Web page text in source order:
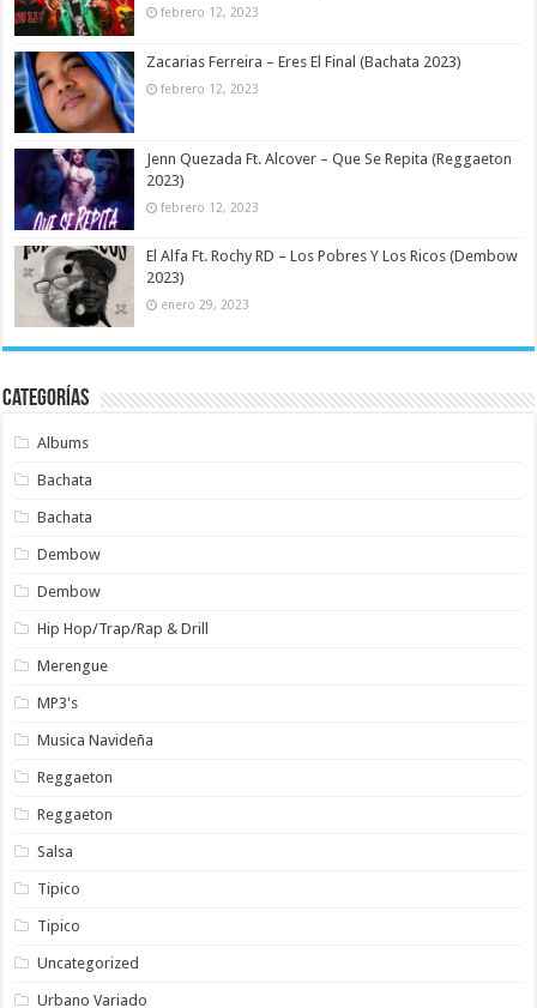
febrero 12, 2023
Zacarias Ferreira – Eres El Final (Bachata 2023)
febrero 12, 2023
Jenn Quezada Ft. Alcover – Que Se Repita (Reggaeton
2023)
febrero 12, 2023
El Alfa Ft. Rochy RD – Los Pobres Y Los Ricos (Dembow
2023)
enero 29, 2023
Categorías
Albums
Bachata
Bachata
Dembow
Dembow
Hip Hop/Trap/Rap & Drill
Merengue
MP3's
Musica Navideña
Reggaeton
Reggaeton
Salsa
Tipico
Tipico
Uncategorized
Urbano Variado